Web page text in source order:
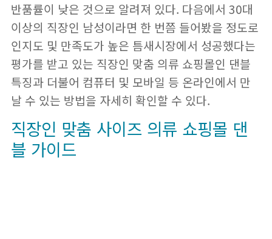
반품률이 낮은 것으로 알려져 있다. 다음에서 30대
이상의 직장인 남성이라면 한 번쯤 들어봤을 정도로
인지도 및 만족도가 높은 틈새시장에서 성공했다는
평가를 받고 있는 직장인 맞춤 의류 쇼핑몰인 댄블
특징과 더불어 컴퓨터 및 모바일 등 온라인에서 만
날 수 있는 방법을 자세히 확인할 수 있다.
직장인 맞춤 사이즈 의류 쇼핑몰 댄
블 가이드